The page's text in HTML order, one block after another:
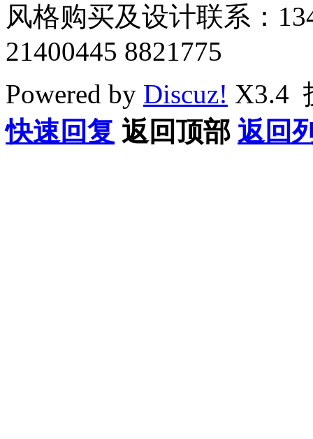
风格购买及设计联系：
21400445 8821775
Powered by Discuz! X3.4
快速回复 返回顶部 返回